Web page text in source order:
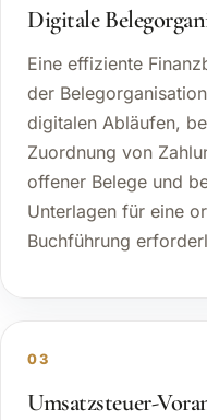
Digitale
Eine effiziente
der
digitalen Abläufen,
Zuordnung von
offener Belege und
Unterlagen für eine
Buchführung
03
Umsatzsteuer-